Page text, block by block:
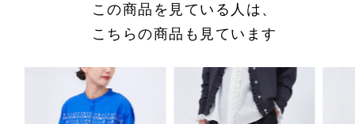
サイズをお悩みの方へ
閉じる
この商品を見ている人は、
こちらの商品も見ています